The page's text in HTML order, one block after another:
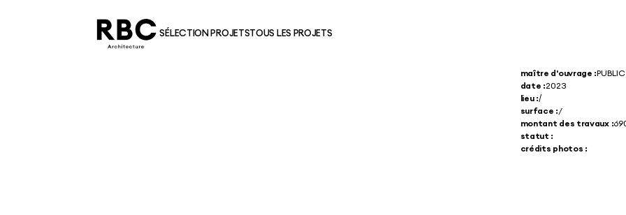
SÉLECTION PROJETSTOUS LES PROJETS
maître d'ouvrage :PUBLIC
date :2023
lieu :/
surface :/
montant des travaux :
statut :
crédits photos :